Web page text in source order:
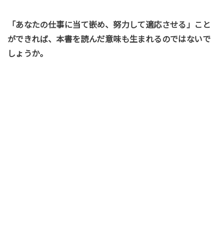
「あなたの仕事に当て嵌め、努力して適応させる」こと
ができれば、本書を読んだ意味も生まれるのではないで
しょうか。